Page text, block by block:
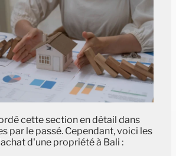
cette section en détail dans
par le passé. Cependant, voici les
d'une propriété à Bali :